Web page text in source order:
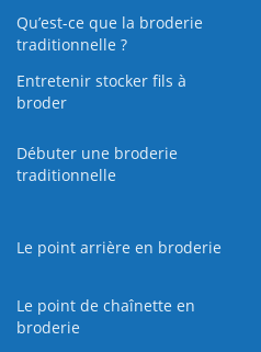
Qu’est-ce que la broderie
traditionnelle ?
Entretenir stocker fils à
broder
Débuter une broderie
traditionnelle
Le point arrière en broderie
Le point de chaînette en
broderie